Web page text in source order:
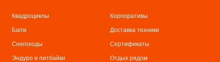
Квадроциклы
Багги
Снегоходы
Эндуро и питбайки
Корпоративы
Доставка техники
Сертификаты
Отдых рядом